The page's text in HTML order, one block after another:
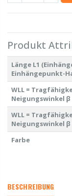
Produkt
Länge L1
Einhängepunkt-
WLL =
Neigungswinkel β
WLL =
Neigungswinkel β
Farbe
BESCHREIBUNG